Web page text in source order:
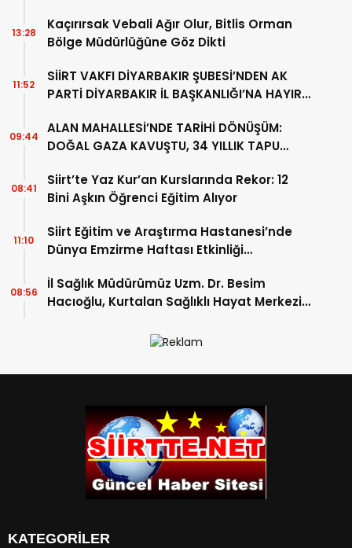
Kaçırırsak Vebali Ağır Olur, Bitlis Orman
Bölge Müdürlüğüne Göz Dikti
13:28
SİİRT VAKFI DİYARBAKIR ŞUBESİ’NDEN AK
PARTİ DİYARBAKIR İL BAŞKANLIĞI’NA HAYIRLI
11:52
ALAN MAHALLESİ’NDE TARİHİ DÖNÜŞÜM:
DOĞAL GAZA KAVUŞTU, 34 YILLIK TAPU
09:44
Siirt’te Yaz Kur’an Kurslarında Rekor: 12
Bini Aşkın Öğrenci Eğitim Alıyor
08:41
Siirt Eğitim ve Araştırma Hastanesi’nde
Dünya Emzirme Haftası Etkinliği
11:10
İl Sağlık Müdürümüz Uzm. Dr. Besim
Hacıoğlu, Kurtalan Sağlıklı Hayat Merkezini
08:56
KATEGORİLER